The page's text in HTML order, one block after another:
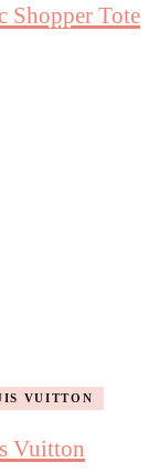
Shopper Tote
VUITTON
Vuitton